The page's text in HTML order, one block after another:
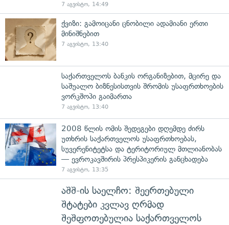
7 აგვისტო, 14:49
ქვიზი: გამოიცანი ცნობილი ადამიანი ერთი
მინიშნებით
7 აგვისტო, 13:40
საქართველოს ბანკის ორგანიზებით, მცირე და
საშუალო ბიზნესისთვის შრომის უსაფრთხოების
ვორკშოპი გაიმართა
7 აგვისტო, 13:40
2008 წლის ომის შედეგები დღემდე ძირს
უთხრის საქართველოს უსაფრთხოებას,
სუვერენიტეტსა და ტერიტორიულ მთლიანობას
— ევროკავშირის პრესპიკერის განცხადება
7 აგვისტო, 13:35
აშშ-ის საელჩო: შეერთებული
შტატები კვლავ ღრმად
შეშფოთებულია საქართველოს